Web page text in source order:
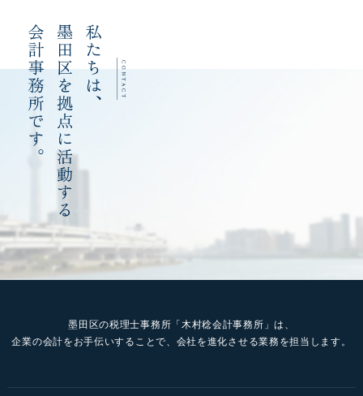
墨田区の税理士事務所「木村稔会計事務所」は、
企業の会計をお手伝いすることで、会社を進化させる業務を担当します。